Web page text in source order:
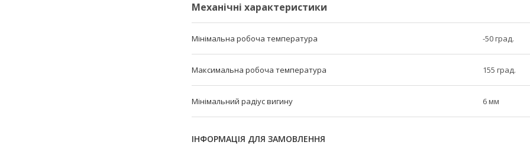
Механічні характеристики
Мінімальна робоча температура -50 град.
Максимальна робоча температура 155 град.
Мінімальний радіус вигину 6 мм
ІНФОРМАЦІЯ ДЛЯ ЗАМОВЛЕННЯ